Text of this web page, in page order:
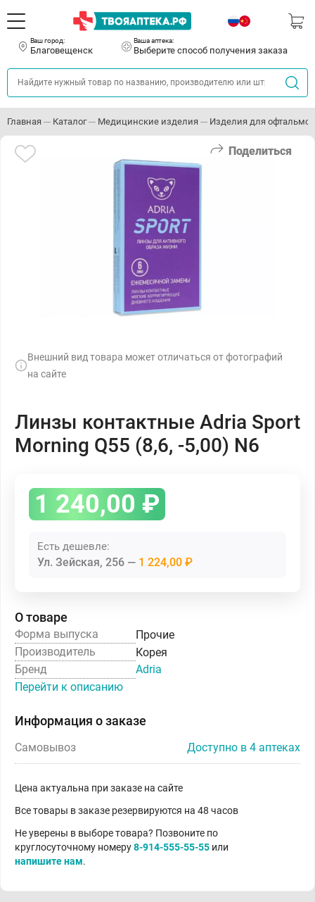
Ваш город:
Благовещенск
Ваша аптека:
Выберите способ получения заказа
Главная Каталог Медицинские изделия Изделия для
Поделиться
Внешний вид товара может отличаться от фотографий
на сайте
Линзы контактные Adria Sport
Morning Q55 (8,6, -5,00) N6
1 240,00 ₽
Есть дешевле:
Ул. Зейская, 256 1 224,00 ₽
О товаре
Форма выпуска
Прочие
Производитель
Корея
Бренд
Adria
Перейти к описанию
Информация о заказе
Самовывоз Доступно в 4 аптеках
Цена актуальна при заказе на сайте
Все товары в заказе резервируются на 48 часов
Не уверены в выборе товара? Позвоните по
круглосуточному номеру8-914-555-55-55 или
напишите нам.